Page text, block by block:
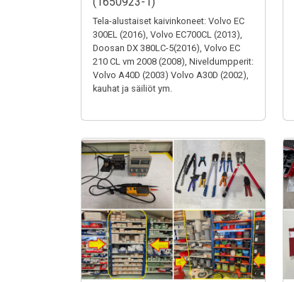
Tela-alustaiset kaivinkoneet: Volvo EC
300EL (2016), Volvo EC700CL (2013),
Doosan DX 380LC-5(2016), Volvo EC
210 CL vm 2008 (2008), Niveldumpperit:
Volvo A40D (2003) Volvo A30D (2002),
kauhat ja säiliöt ym.